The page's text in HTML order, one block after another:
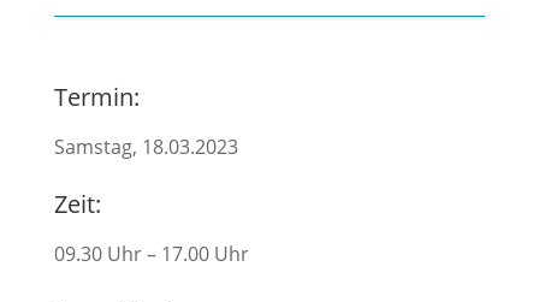
Termin:
Samstag, 18.03.2023
Zeit:
09.30 Uhr – 17.00 Uhr